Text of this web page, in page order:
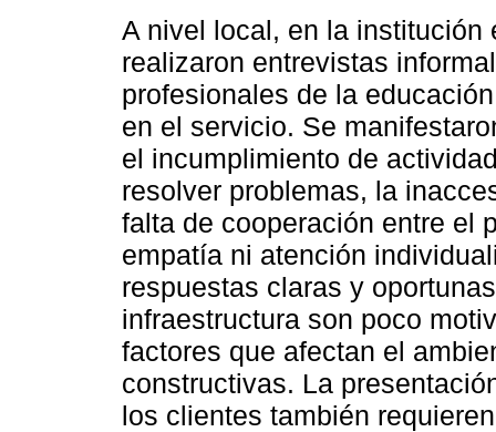
A nivel local, en la
realizaron entrevistas
profesionales de la
en el servicio. Se
el incumplimiento de
resolver problemas, la
falta de cooperación entre el
empatía ni atención
respuestas claras y
infraestructura son poco
factores que afectan el
constructivas. La
los clientes también